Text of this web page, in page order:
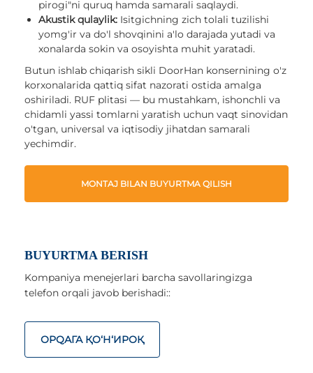
pirogi"ni quruq hamda samarali saqlaydi.
Akustik qulaylik: Isitgichning zich tolali tuzilishi
yomg'ir va do'l shovqinini a'lo darajada yutadi va
xonalarda sokin va osoyishta muhit yaratadi.
Butun ishlab chiqarish sikli DoorHan konsernining o'z
korxonalarida qattiq sifat nazorati ostida amalga
oshiriladi. RUF plitasi — bu mustahkam, ishonchli va
chidamli yassi tomlarni yaratish uchun vaqt sinovidan
o'tgan, universal va iqtisodiy jihatdan samarali
yechimdir.
MONTAJ BILAN BUYURTMA QILISH
BUYURTMA BERISH
Kompaniya menejerlari barcha savollaringizga
telefon orqali javob berishadi::
ОРQАГА ҚO‘Н‘ИРОҚ